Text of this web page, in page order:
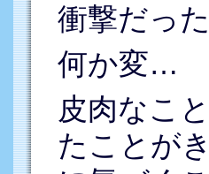
衝撃だっ
何か変…
皮肉なこ
たことが